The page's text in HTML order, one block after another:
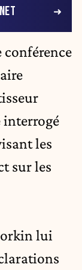
conférence
interrogé
les
sur les
lui